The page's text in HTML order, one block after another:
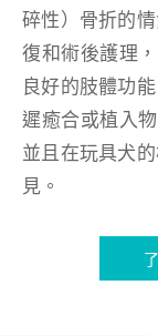
碎性）骨折的
復和術後護理
良好的肢體功
遲癒合或植入
並且在玩具犬
見。